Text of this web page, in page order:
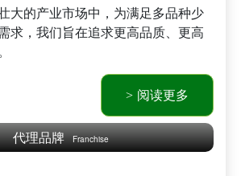
大的产业市场中，为满足多品种少
求，我们旨在追求更高品质、更高
阅读更多
代理品牌 Franchise